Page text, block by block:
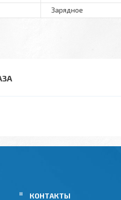
Зарядное